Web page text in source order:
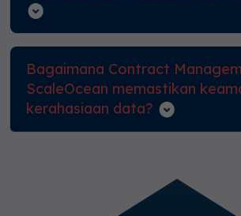
Bagaimana Contract
ScaleOcean memastikan
kerahasiaan data?